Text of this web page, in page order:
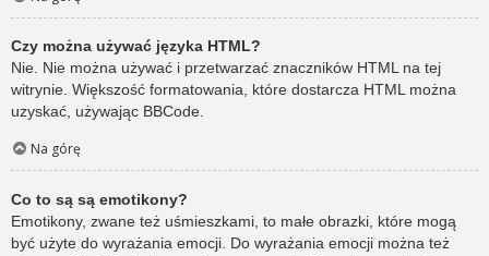
Czy można używać języka HTML?
Nie. Nie można używać i przetwarzać znaczników HTML na tej
witrynie. Większość formatowania, które dostarcza HTML można
uzyskać, używając BBCode.
Na górę
Co to są są emotikony?
Emotikony, zwane też uśmieszkami, to małe obrazki, które mogą
być użyte do wyrażania emocji. Do wyrażania emocji można też